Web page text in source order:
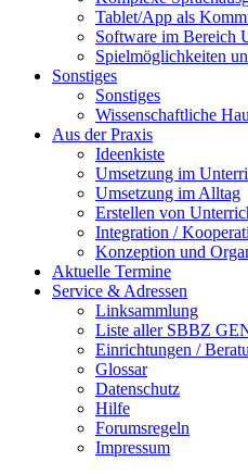
Tablet/App als
Software im Bereich
Spielmöglichkeiten
Sonstiges
Sonstiges
Wissenschaftliche
Aus der Praxis
Ideenkiste
Umsetzung im
Umsetzung im Alltag
Erstellen von
Integration /
Konzeption und
Aktuelle Termine
Service & Adressen
Linksammlung
Liste aller SBBZ
Einrichtungen /
Glossar
Datenschutz
Hilfe
Forumsregeln
Impressum